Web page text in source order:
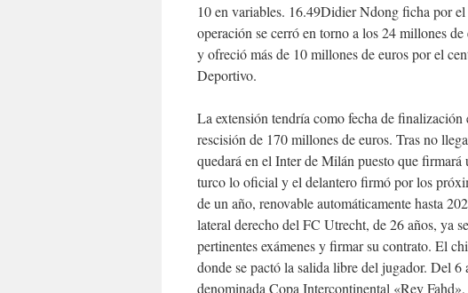
10 en variables. 16.49Didier Ndong ficha por
operación se cerró en torno a los 24 millones
y ofreció más de 10 millones de euros por el
Deportivo.
La extensión tendría como fecha de
rescisión de 170 millones de euros. Tras no
quedará en el Inter de Milán puesto que
turco lo oficial y el delantero firmó por los
de un año, renovable automáticamente hasta
lateral derecho del FC Utrecht, de 26 años, ya
pertinentes exámenes y firmar su contrato. El
donde se pactó la salida libre del jugador. Del
denominada Copa Intercontinental «Rey